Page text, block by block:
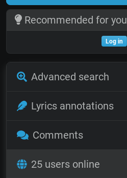
Recommended for you
Log in
Advanced search
Lyrics annotations
Comments
25 users online